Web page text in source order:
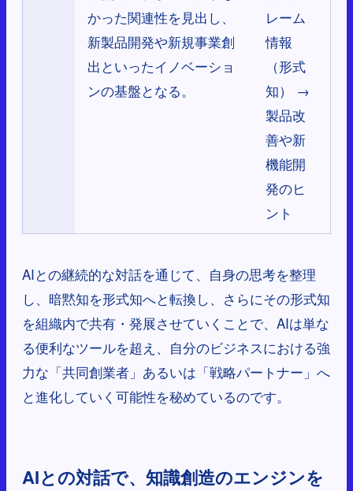
かった関連性を見出し、
新製品開発や新規事業創
出といったイノベーショ
ンの基盤となる。
レーム
情報
（形式
知） →
製品改
善や新
機能開
発のヒ
ント
AIとの継続的な対話を通じて、自身の思考を整理
し、暗黙知を形式知へと転換し、さらにその形式知
を組織内で共有・発展させていくことで、AIは単な
る便利なツールを超え、自分のビジネスにおける強
力な「共同創業者」あるいは「戦略パートナー」へ
と進化していく可能性を秘めているのです。
AIとの対話で、知識創造のエンジンを